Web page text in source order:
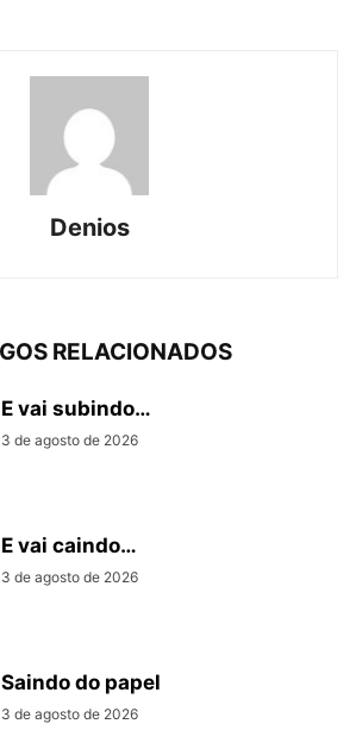
Denios
RELACIONADOS
E vai subindo…
3 de agosto de 2026
E vai caindo…
3 de agosto de 2026
Saindo do papel
3 de agosto de 2026